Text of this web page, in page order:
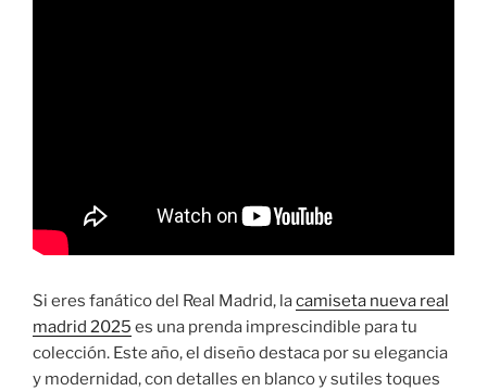
Si eres fanático del Real Madrid, lacamiseta nueva real
madrid 2025 es una prenda imprescindible para tu
colección. Este año, el diseño destaca por su elegancia
y modernidad, con detalles en blanco y sutiles toques